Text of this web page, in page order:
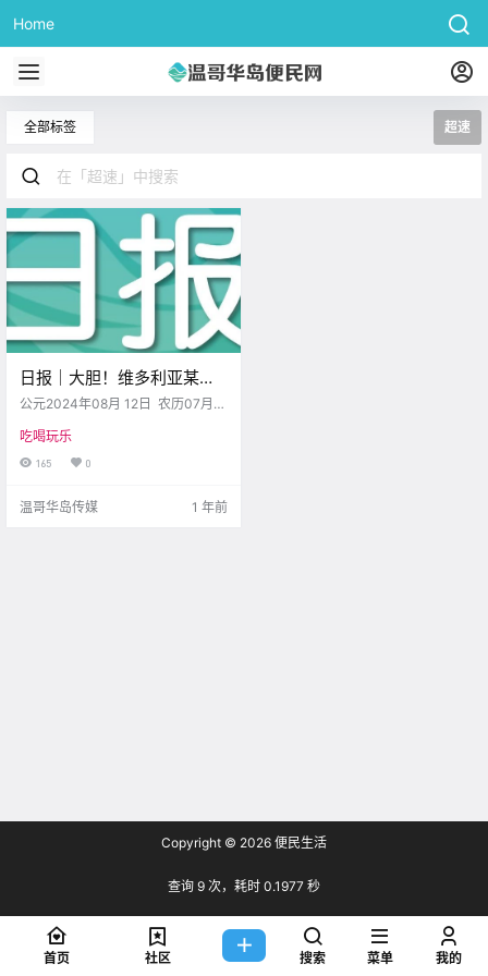
Home
全部标签 超速
日报｜大胆！维多利亚某司
机驾驶汽车达到160km/h！
引发400多处山火
公元2024年08月 12日 农历07月
历 > 维多利亚本周气象预报（华氏
吃喝玩乐
165 0
温哥华岛传媒 1 年前
Copyright © 2026 便民生活
查询 9 次，耗时 0.1977 秒
首页 社区 搜索 菜单 我的